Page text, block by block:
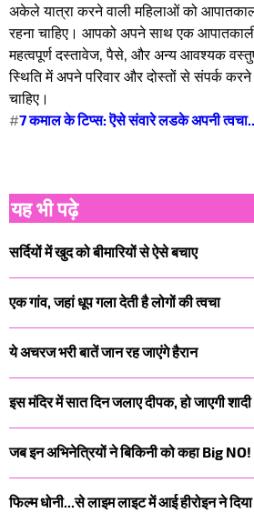
अकेले यात्रा करने वाली महिलाओं को
रहना चाहिए। आपको अपने साथ एक
महत्वपूर्ण दस्तावेज, पैसे, और अन्य आवश्यक
स्थिति में अपने परिवार और दोस्तों से संपर्क
चाहिए।
#7 कमाल के टिप्स: ऎसे संवारे लडके अपनी
यह भी पढ़े
सर्दियों में खुद को बीमारियों से ऐसे बचाए
एक गांव, जहां धूप गला देती है लोगों की त्वचा
ये अचरज भरी बातें जान रह जाएंगे हैरान
इस मंदिर में सात दिन जलाए दीपक, हो जाएगी शादी
जब इन अभिनेत्रियों ने बिकिनी को कहा Big NO!
फिल्म धोनी...से लाइम लाइट में आई हीरोइन ने